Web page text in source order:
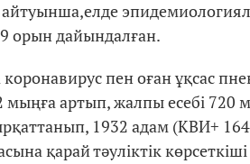
орын дайындалған.
коронавирус пен оған ұқсас
артып, жалпы есебі 720
1932 адам (КВИ+
қарай тәуліктік